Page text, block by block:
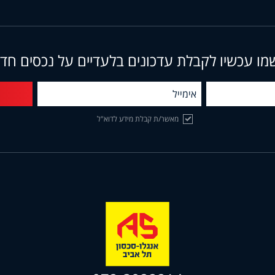
עכשיו לקבלת עדכונים בלעדיים על נכסים
מאשר/ת קבלת מידע לדוא"ל